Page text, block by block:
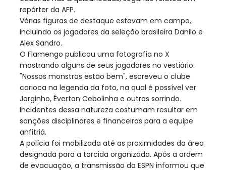
repórter da AFP.
Várias figuras de destaque estavam em campo,
incluindo os jogadores da seleção brasileira Danilo e
Alex Sandro.
O Flamengo publicou uma fotografia no X
mostrando alguns de seus jogadores no vestiário.
"Nossos monstros estão bem", escreveu o clube
carioca na legenda da foto, na qual é possível ver
Jorginho, Éverton Cebolinha e outros sorrindo.
Incidentes dessa natureza costumam resultar em
sanções disciplinares e financeiras para a equipe
anfitriã.
A polícia foi mobilizada até as proximidades da área
designada para a torcida organizada. Após a ordem
de evacuação, a transmissão da ESPN informou que